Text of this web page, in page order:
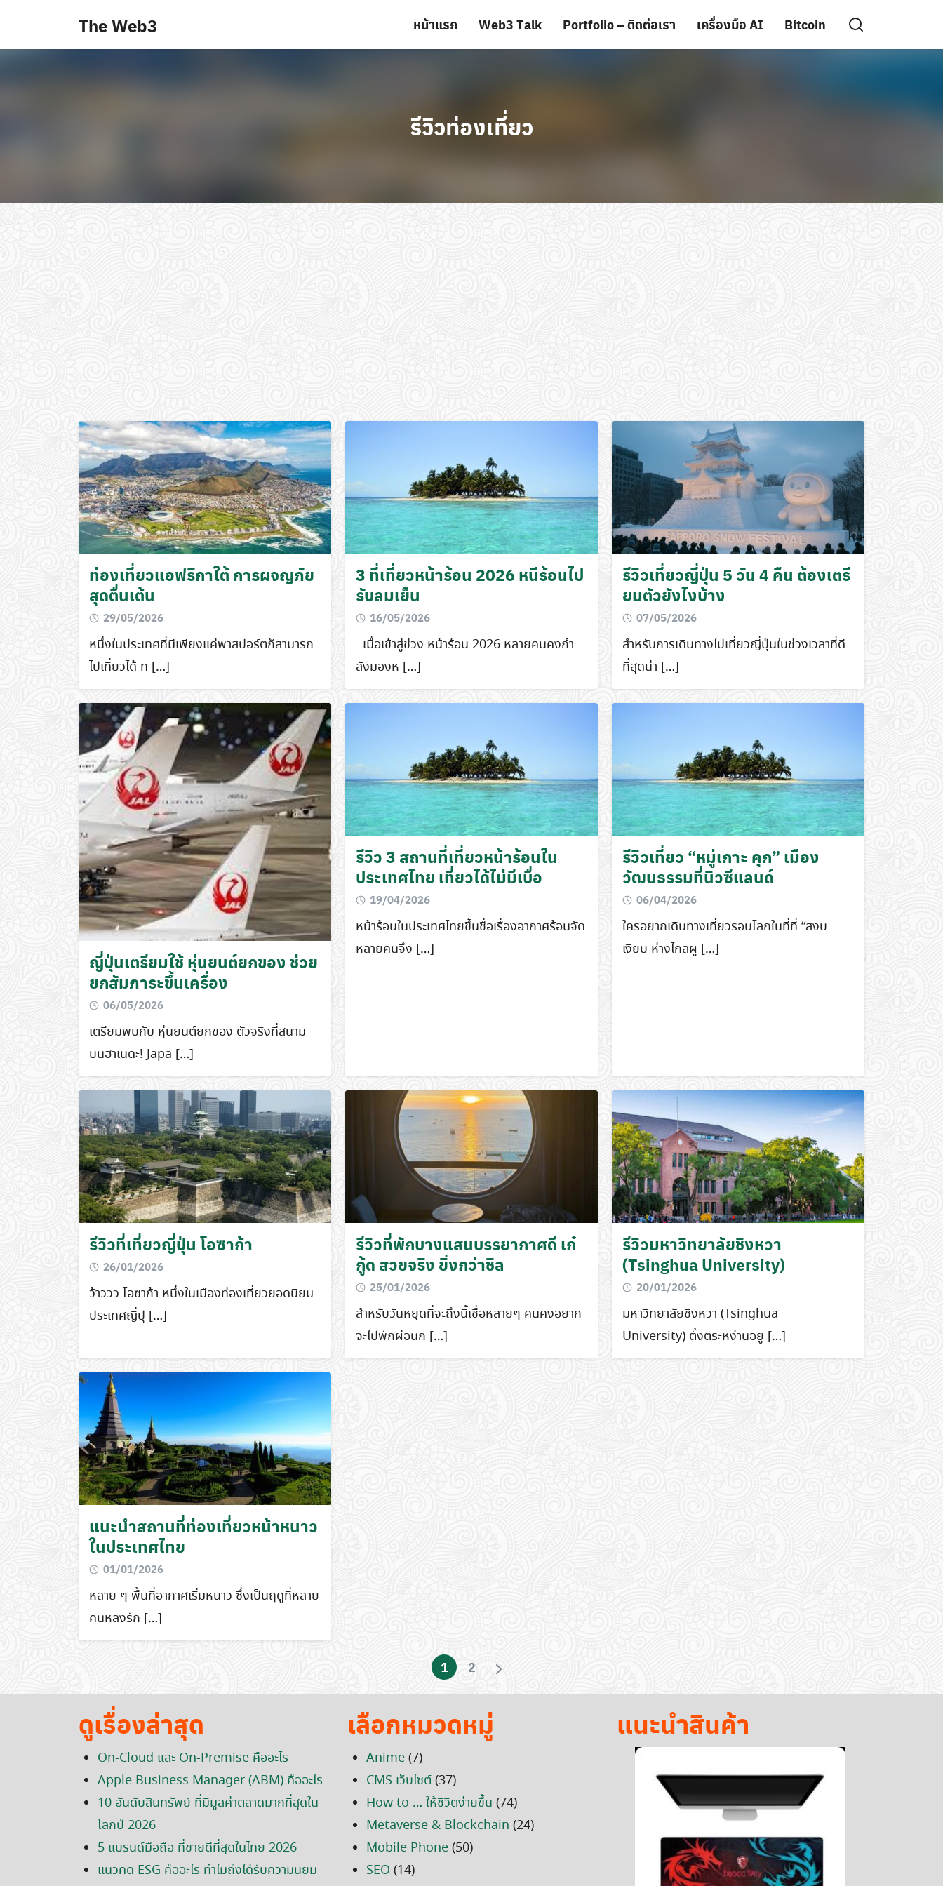
content
The Web3 หน้าแรก Web3 Talk Portfolio – ติดต่อเรา เครื่องมือ AI Bitcoin
Search
รีวิวท่องเที่ยว
ท่องเที่ยวแอฟริกาใต้ การผจญภัย
สุดตื่นเต้น
29/05/2026
หนึ่งในประเทศที่มีเพียงแค่พาสปอร์ตก็สามารถ
ไปเที่ยวได้ ท […]
3 ที่เที่ยวหน้าร้อน 2026 หนีร้อนไป
รับลมเย็น
16/05/2026
เมื่อเข้าสู่ช่วง หน้าร้อน 2026 หลายคนคงกำ
ลังมองห […]
รีวิวเที่ยวญี่ปุ่น 5 วัน 4 คืน ต้องเตรี
ยมตัวยังไงบ้าง
07/05/2026
สำหรับการเดินทางไปเที่ยวญี่ปุ่นในช่วงเวลาที่ดี
ที่สุดน่า […]
ญี่ปุ่นเตรียมใช้ หุ่นยนต์ยกของ ช่วย
ยกสัมภาระขึ้นเครื่อง
06/05/2026
เตรียมพบกับ หุ่นยนต์ยกของ ตัวจริงที่สนาม
บินฮาเนดะ! Japa […]
รีวิว 3 สถานที่เที่ยวหน้าร้อนใน
ประเทศไทย เที่ยวได้ไม่มีเบื่อ
19/04/2026
หน้าร้อนในประเทศไทยขึ้นชื่อเรื่องอากาศร้อนจัด
หลายคนจึง […]
รีวิวเที่ยว “หมู่เกาะ คุก” เมือง
วัฒนธรรมที่นิวซีแลนด์
06/04/2026
ใครอยากเดินทางเที่ยวรอบโลกในที่ที่ “สงบ
เงียบ ห่างไกลผู […]
รีวิวที่เที่ยวญี่ปุ่น โอซาก้า
26/01/2026
ว้าววว โอซาก้า หนึ่งในเมืองท่องเที่ยวยอดนิยม
ประเทศญี่ปุ […]
รีวิวที่พักบางแสนบรรยากาศดี เก๋
กู้ด สวยจริง ยิ่งกว่าชิล
25/01/2026
สำหรับวันหยุดที่จะถึงนี้เชื่อหลายๆ คนคงอยาก
จะไปพักผ่อนก […]
รีวิวมหาวิทยาลัยชิงหวา
(Tsinghua University)
20/01/2026
มหาวิทยาลัยชิงหวา (Tsinghua
University) ตั้งตระหง่านอยู […]
แนะนำสถานที่ท่องเที่ยวหน้าหนาว
ในประเทศไทย
01/01/2026
หลาย ๆ พื้นที่อากาศเริ่มหนาว ซึ่งเป็นฤดูที่หลาย
คนหลงรัก […]
1 2
ดูเรื่องล่าสุด
On-Cloud และ On-Premise คืออะไร
Apple Business Manager (ABM) คืออะไร
10 อันดับสินทรัพย์ ที่มีมูลค่าตลาดมากที่สุดใน
โลกปี 2026
5 แบรนด์มือถือ ที่ขายดีที่สุดในไทย 2026
แนวคิด ESG คืออะไร ทำไมถึงได้รับความนิยม
เลือกหมวดหมู่
Anime(7)
CMS เว็บไซต์(37)
How to … ให้ชีวิตง่ายขึ้น (74)
Metaverse & Blockchain (24)
Mobile Phone(50)
SEO (14)
แนะนำสินค้า